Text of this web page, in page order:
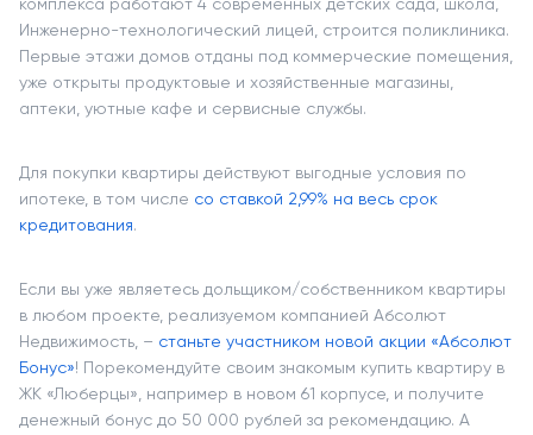
Инженерно-технологический лицей, строится поликлиника.
Первые этажи домов отданы под коммерческие помещения,
уже открыты продуктовые и хозяйственные магазины,
аптеки, уютные кафе и сервисные службы.
Для покупки квартиры действуют выгодные условия по
ипотеке, в том числе со ставкой 2,99% на весь срок
кредитования.
Если вы уже являетесь дольщиком/собственником квартиры
в любом проекте, реализуемом компанией Абсолют
Недвижимость, – станьте участником новой акции «Абсолют
Бонус»! Порекомендуйте своим знакомым купить квартиру в
ЖК «Люберцы», например в новом 61 корпусе, и получите
денежный бонус до 50 000 рублей за рекомендацию. А